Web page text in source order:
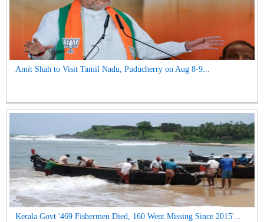
Amit Shah to Visit Tamil Nadu, Puducherry on Aug 8-9...
Kerala Govt '469 Fishermen Died, 160 Went Missing Since 2015'...